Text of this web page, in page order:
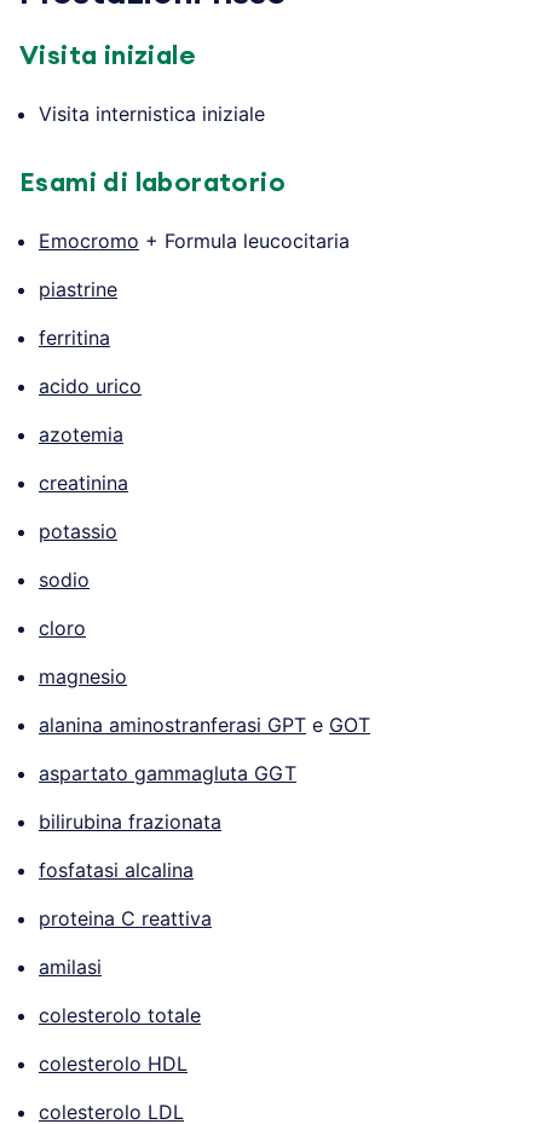
Visita iniziale
Visita internistica iniziale
Esami di laboratorio
Emocromo + Formula leucocitaria
piastrine
ferritina
acido urico
azotemia
creatinina
potassio
sodio
cloro
magnesio
alanina aminostranferasi GPT e GOT
aspartato gammagluta GGT
bilirubina frazionata
fosfatasi alcalina
proteina C reattiva
amilasi
colesterolo totale
colesterolo HDL
colesterolo LDL